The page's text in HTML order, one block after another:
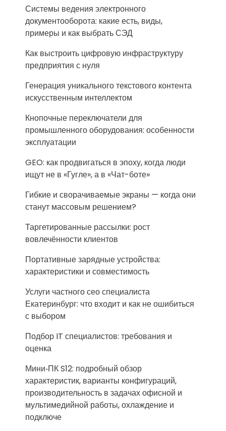
Системы ведения электронного
документооборота: какие есть, виды,
примеры и как выбрать СЭД
Как выстроить цифровую инфраструктуру
предприятия с нуля
Генерация уникального текстового контента
искусственным интеллектом
Кнопочные переключатели для
промышленного оборудования: особенности
эксплуатации
GEO: как продвигаться в эпоху, когда люди
ищут не в «Гугле», а в «Чат-боте»
Гибкие и сворачиваемые экраны — когда они
станут массовым решением?
Таргетированные рассылки: рост
вовлечённости клиентов
Портативные зарядные устройства:
характеристики и совместимость
Услуги частного сео специалиста
Екатеринбург: что входит и как не ошибиться
с выбором
Подбор IT специалистов: требования и
оценка
Мини‑ПК S12: подробный обзор
характеристик, варианты конфигураций,
производительность в задачах офисной и
мультимедийной работы, охлаждение и
подключе